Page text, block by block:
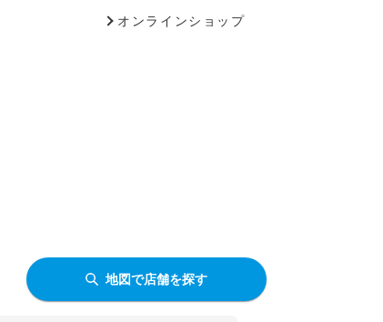
オンラインショップ
地図で店舗を探す